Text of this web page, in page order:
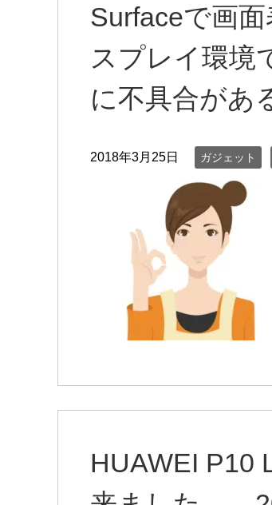
Surfaceで画
スプレイ環境
に不具合があ
2018年3月25日 ガジェット
HUAWEI P10